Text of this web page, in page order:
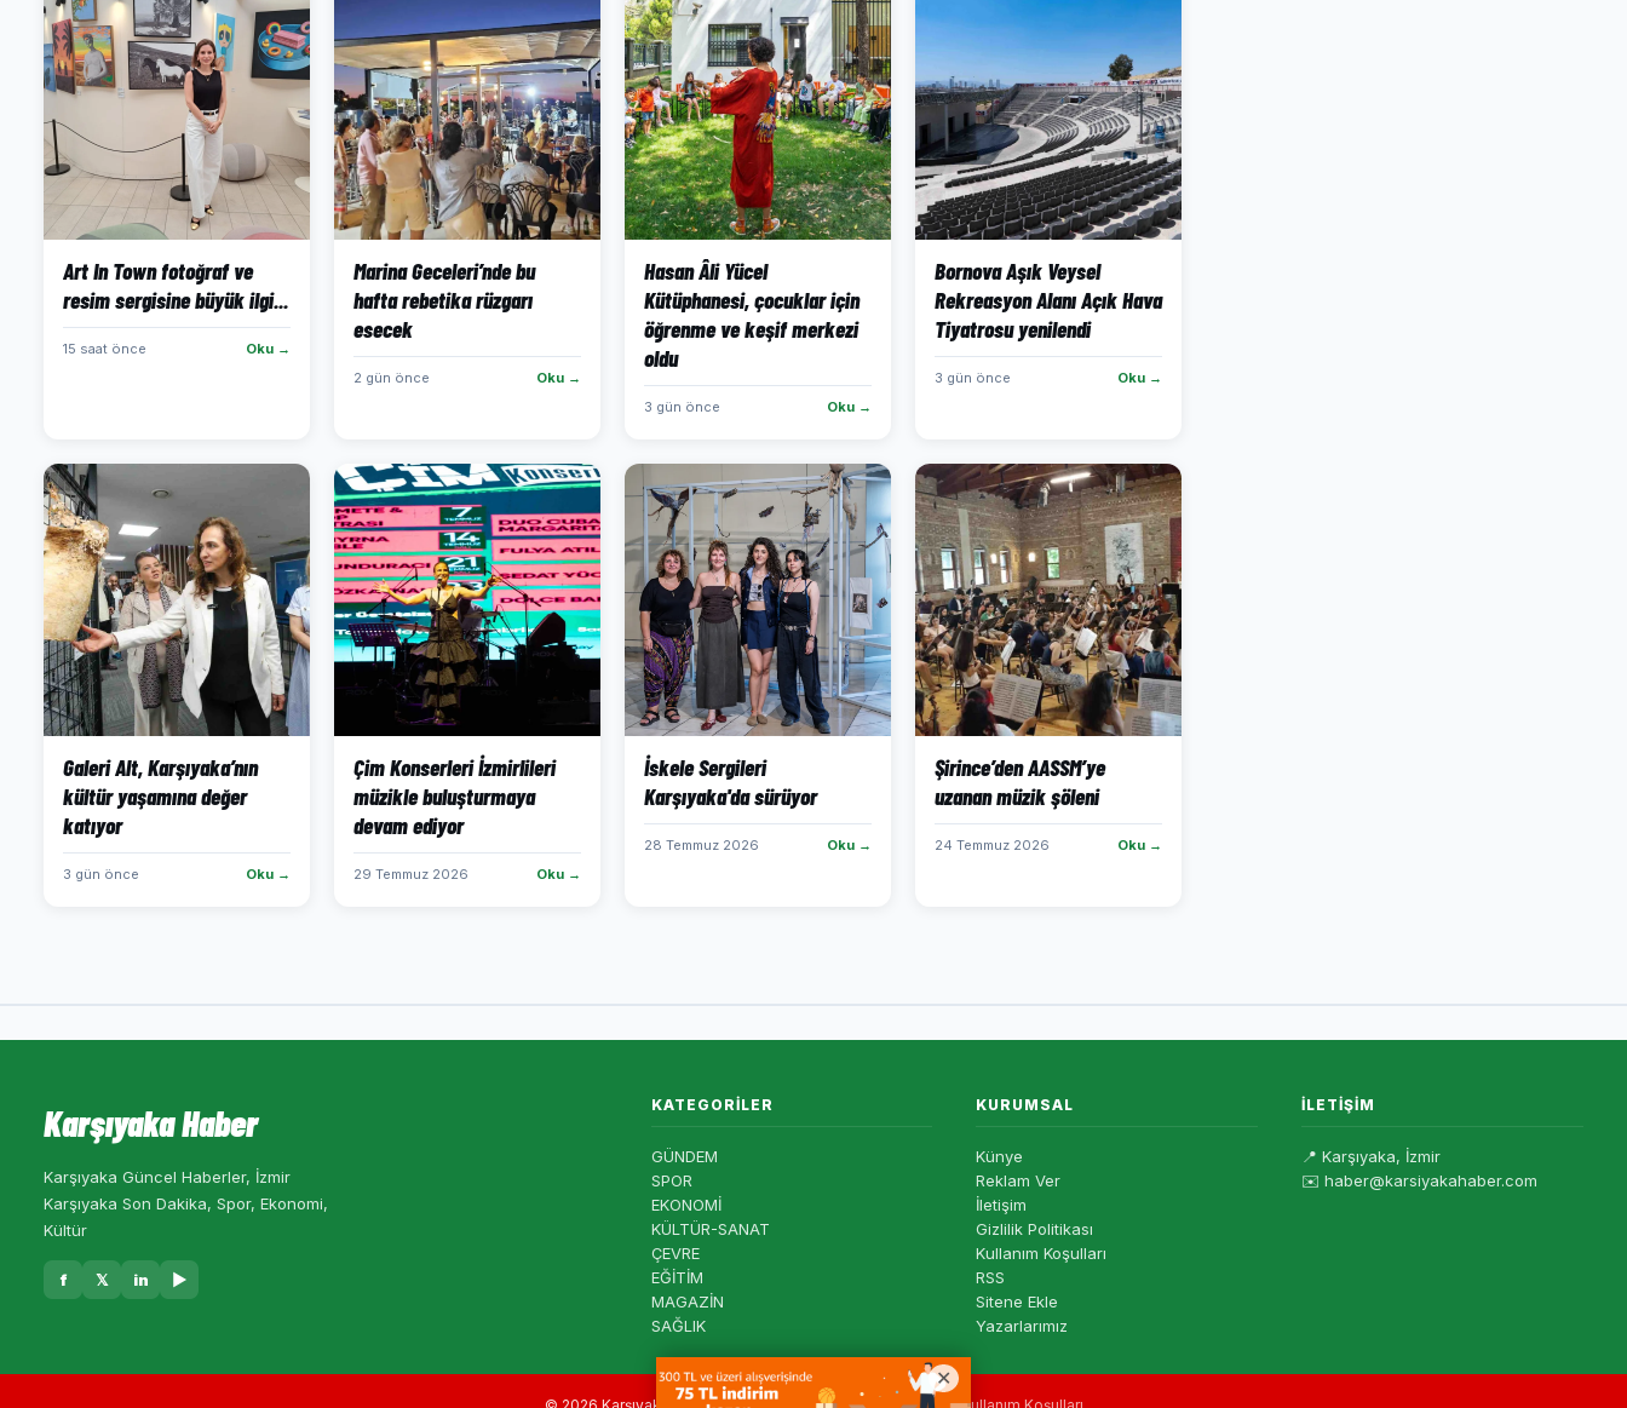
Art In Town fotoğraf ve
resim sergisine büyük ilgi...
15 saat önce Oku →
Marina Geceleri’nde bu
hafta rebetika rüzgarı
esecek
2 gün önce Oku →
Hasan Âli Yücel
Kütüphanesi, çocuklar için
öğrenme ve keşif merkezi
oldu
3 gün önce Oku →
Bornova Aşık Veysel
Rekreasyon Alanı Açık Hava
Tiyatrosu yenilendi
3 gün önce Oku →
Galeri Alt, Karşıyaka’nın
kültür yaşamına değer
katıyor
3 gün önce Oku →
Çim Konserleri İzmirlileri
müzikle buluşturmaya
devam ediyor
29 Temmuz 2026 Oku →
İskele Sergileri
Karşıyaka'da sürüyor
28 Temmuz 2026 Oku →
Şirince’den AASSM’ye
uzanan müzik şöleni
24 Temmuz 2026 Oku →
Karşıyaka Haber
Karşıyaka Güncel Haberler, İzmir
Karşıyaka Son Dakika, Spor, Ekonomi,
Kültür
f 𝕏 in ▶
KATEGORILER
GÜNDEM
SPOR
EKONOMİ
KÜLTÜR-SANAT
ÇEVRE
EĞİTİM
MAGAZİN
SAĞLIK
KURUMSAL
Künye
Reklam Ver
İletişim
Gizlilik Politikası
Kullanım Koşulları
RSS
Sitene Ekle
Yazarlarımız
İLETIŞIM
📍 Karşıyaka, İzmir
✉️ haber@karsiyakahaber.com